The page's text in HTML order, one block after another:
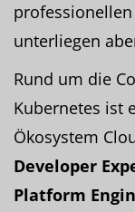
unterliegen
Rund um die
Kubernetes ist
Ökosystem
Developer
Platform